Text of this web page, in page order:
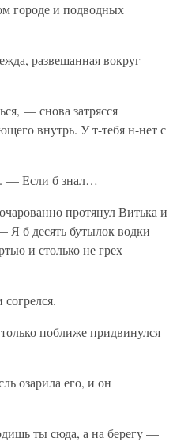
городе и подводных
развешанная вокруг
— снова затрясся
внутрь. У т-тебя н-нет с
— Если б знал…
протянул Витька и
Я б десять бутылок водки
и столько не грех
поближе придвинулся
озарила его, и он
ты сюда, а на берегу —